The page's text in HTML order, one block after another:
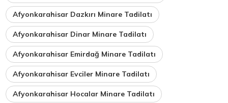
Afyonkarahisar Dazkırı Minare Tadilatı
Afyonkarahisar Dinar Minare Tadilatı
Afyonkarahisar Emirdağ Minare Tadilatı
Afyonkarahisar Evciler Minare Tadilatı
Afyonkarahisar Hocalar Minare Tadilatı